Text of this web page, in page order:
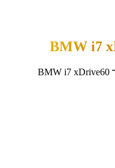
BMW i7
BMW i7 xDrive60